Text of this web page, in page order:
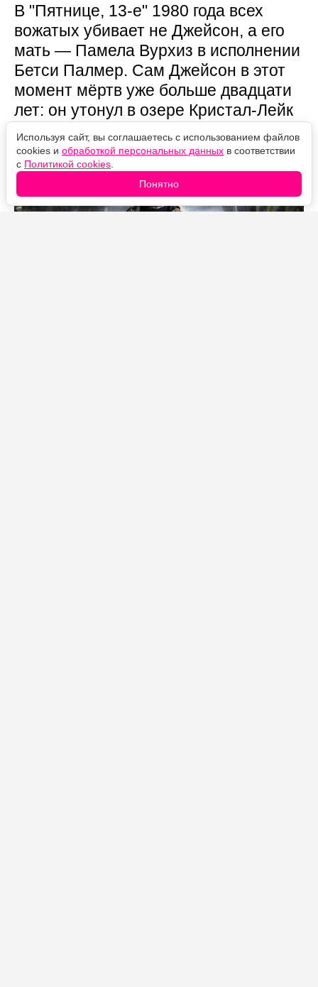
В "Пятнице, 13-е" 1980 года всех
вожатых убивает не Джейсон, а его
мать — Памела Вурхиз в исполнении
Бетси Палмер. Сам Джейсон в этот
момент мёртв уже больше двадцати
лет: он утонул в озере Кристал-Лейк
в 1957 году. Убийцей франшизы он
становится только во второй части.
Используя сайт, вы соглашаетесь с использованием файлов
cookies и обработкой персональных данных в соответствии
с Политикой cookies
Понятно